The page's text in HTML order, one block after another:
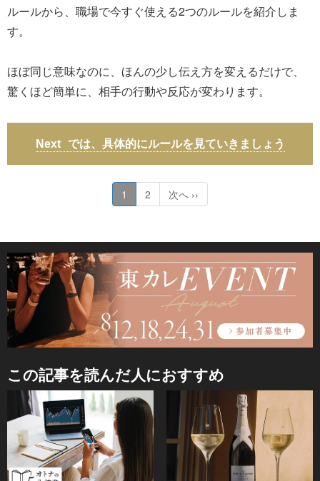
ルールから、職場で今すぐ使える2つのルールを紹介しま
す。
ほぼ同じ意味なのに、ほんの少し伝え方を変えるだけで、
驚くほど簡単に、相手の行動や反応が変わります。
では、具体的にルールを見ていきましょう
1 2 次へ ››
この記事を読んだ人におすすめ